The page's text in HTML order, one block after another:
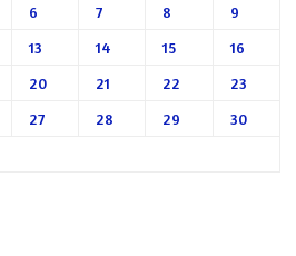
6 7 8
9
13 14 15
16
20 21 22
23
27 28 29
30